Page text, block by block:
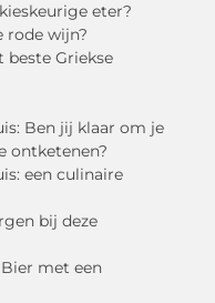
eter?
rode wijn?
beste Griekse
Ben jij klaar om je
ontketenen?
een culinaire
bij deze
met een